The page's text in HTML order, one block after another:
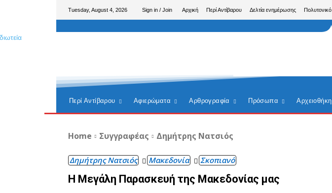
Tuesday, August 4, 2026 Sign in / Join Αρχική Περί Αντίβαρου Δελτία ενημέρωσης Πολυτονικό
Περί Αντίβαρου Αφιερώματα Αρθρογραφία Πρόσωπα Αρχειοθήκη
Home Συγγραφέας Δημήτρης Νατσιός
Δημήτρης Νατσιός Μακεδονία Σκοπιανό
Η Μεγάλη Παρασκευή της Μακεδονίας μας